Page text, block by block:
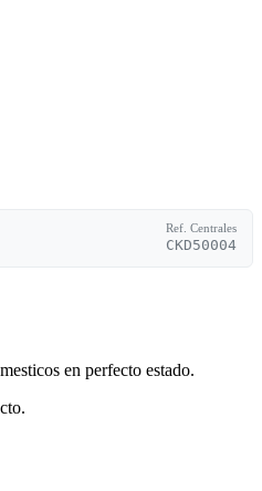
Ref. Centrales
CKD50004
en perfecto estado.